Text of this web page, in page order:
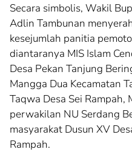
Secara simbolis, Wakil
Adlin Tambunan
kesejumlah panitia
diantaranya MIS Islam
Desa Pekan Tanjung
Mangga Dua Kecamatan
Taqwa Desa Sei Rampah,
perwakilan NU Serdang
masyarakat Dusun XV
Rampah.